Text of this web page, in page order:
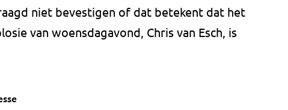
niet bevestigen of dat betekent dat het
van woensdagavond, Chris van Esch, is